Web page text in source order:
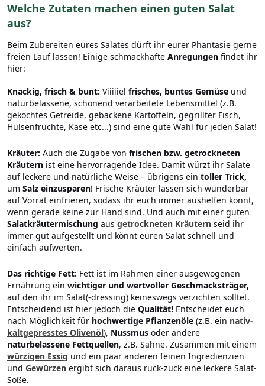
Welche Zutaten machen einen guten Salat
aus?
Beim Zubereiten eures Salates dürft ihr eurer Phantasie gerne
freien Lauf lassen! Einige schmackhafte Anregungen findet ihr
hier:
Knackig, frisch & bunt: Viiiiiel frisches, buntes Gemüse und
naturbelassene, schonend verarbeitete Lebensmittel (z.B.
gekochtes Getreide, gebackene Kartoffeln, gegrillter Fisch,
Hülsenfrüchte, Käse etc...) sind eine gute Wahl für jeden Salat!
Kräuter: Auch die Zugabe von frischen bzw. getrockneten
Kräutern ist eine hervorragende Idee. Damit würzt ihr Salate
auf leckere und natürliche Weise – übrigens ein toller Trick,
um Salz einzusparen! Frische Kräuter lassen sich wunderbar
auf Vorrat einfrieren, sodass ihr euch immer aushelfen könnt,
wenn gerade keine zur Hand sind. Und auch mit einer guten
Salatkräutermischung aus getrockneten Kräutern seid ihr
immer gut aufgestellt und könnt euren Salat schnell und
einfach aufwerten.
Das richtige Fett: Fett ist im Rahmen einer ausgewogenen
Ernährung ein wichtiger und wertvoller Geschmacksträger,
auf den ihr im Salat(-dressing) keineswegs verzichten solltet.
Entscheidend ist hier jedoch die Qualität! Entscheidet euch
nach Möglichkeit für hochwertige Pflanzenöle (z.B. ein nativ-
kaltgepresstes Olivenöl), Nussmus oder andere
naturbelassene Fettquellen, z.B. Sahne. Zusammen mit einem
würzigen Essig und ein paar anderen feinen Ingredienzien
und Gewürzen ergibt sich daraus ruck-zuck eine leckere Salat-
Soße.